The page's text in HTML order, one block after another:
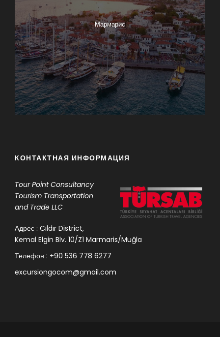
Мармарис
КОНТАКТНАЯ ИНФОРМАЦИЯ
Tour PointConsultancy
Tourism Transportation
and Trade LLC
Адрес : Cıldır District,
Kemal Elgin Blv. 10/Z1 Marmaris/Muğla
Телефон : +90 536 778 6277
excursiongocom@gmail.com